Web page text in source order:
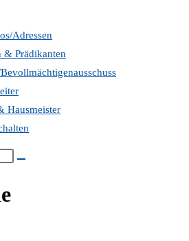
Adressen
& Prädikanten
Hausmeister